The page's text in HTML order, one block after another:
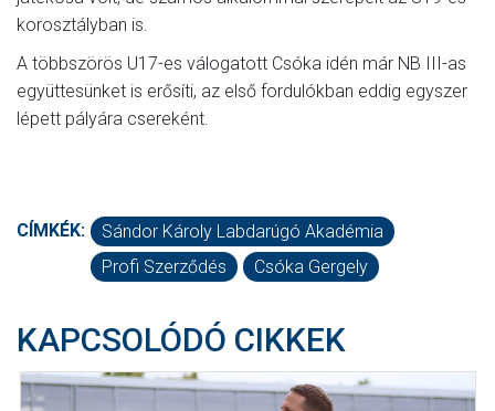
korosztályban is.
A többszörös U17-es válogatott Csóka idén már NB III-as
együttesünket is erősíti, az első fordulókban eddig egyszer
lépett pályára csereként.
CÍMKÉK:
Sándor Károly Labdarúgó Akadémia
Profi Szerződés
Csóka Gergely
KAPCSOLÓDÓ CIKKEK